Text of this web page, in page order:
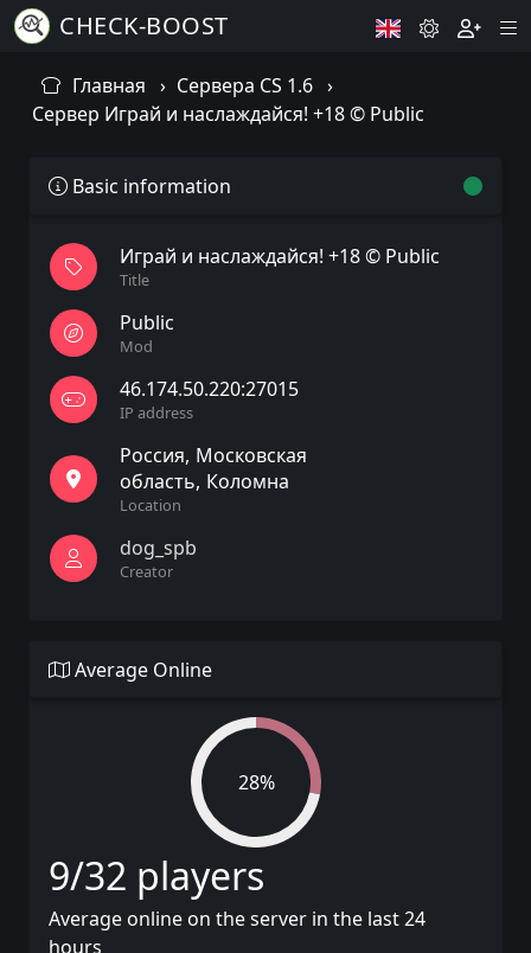
CHECK-BOOST
Главная
Сервера CS 1.6
Сервер Играй и наслаждайся! +18 © Public
Basic information
Играй и наслаждайся! +18 © Public
Title
Public
Mod
46.174.50.220:27015
IP address
Россия Московская
область Коломна
Location
dog_spb
Creator
Average Online
28%
9/32 players
Average online on the server in the last 24
hours